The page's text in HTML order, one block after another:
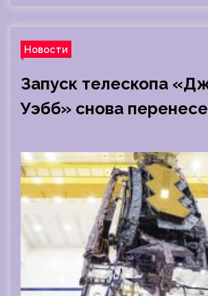
Новости
Запуск телескопа
Уэбб» снова